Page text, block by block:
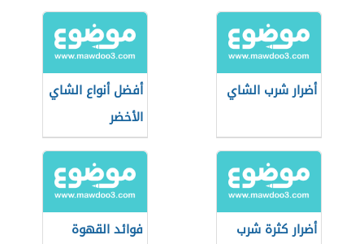
أضرار شرب الشاي
أفضل أنواع الشاي
الأخضر
أضرار كثرة شرب
فوائد القهوة